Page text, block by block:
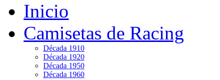
Inicio
Camisetas de Racing
Década 1910
Década 1920
Década 1950
Década 1960